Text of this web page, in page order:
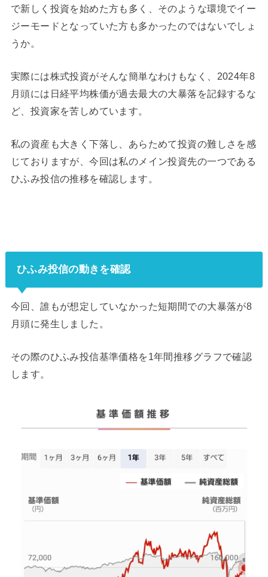
で新しく投資を始めた方も多く、そのような環境でイー
ジーモードとなっていた方も多かったのではないでしょ
うか。
実際には株式投資がそんな簡単なわけもなく、2024年8
月頭には日経平均株価が過去最大の大暴落を記録するな
ど、投資家を苦しめています。
私の資産も大きく下落し、あらためて投資の難しさを感
じておりますが、今回は私のメイン投資先の一つである
ひふみ投信の推移を確認します。
ひふみ投信の動きを確認
今回、誰もが想定していなかった短期間での大暴落が8
月頭に発生しました。
その際のひふみ投信基準価格を1年間推移グラフで確認
します。